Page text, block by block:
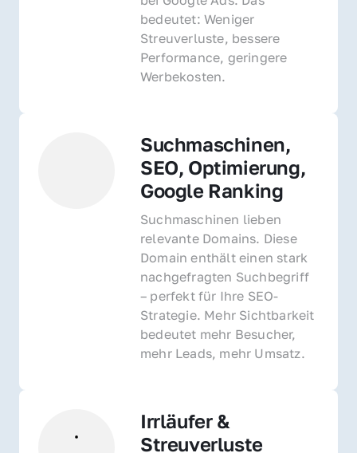
bedeutet: Weniger
Streuverluste, bessere
Performance, geringere
Werbekosten.
Suchmaschinen,
SEO, Optimierung,
Google Ranking
Suchmaschinen lieben
relevante Domains. Diese
Domain enthält einen stark
nachgefragten Suchbegriff
– perfekt für Ihre SEO-
Strategie. Mehr Sichtbarkeit
bedeutet mehr Besucher,
mehr Leads, mehr Umsatz.
Irrläufer &
Streuverluste